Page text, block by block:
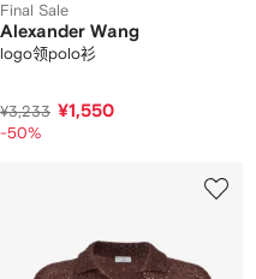
Final Sale
Alexander Wang
logo领polo衫
¥3,233 ¥1,550
-50%